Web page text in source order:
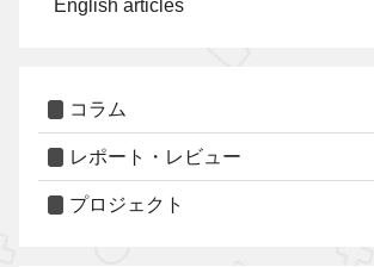
English articles
コラム
レポート・レビュー
プロジェクト